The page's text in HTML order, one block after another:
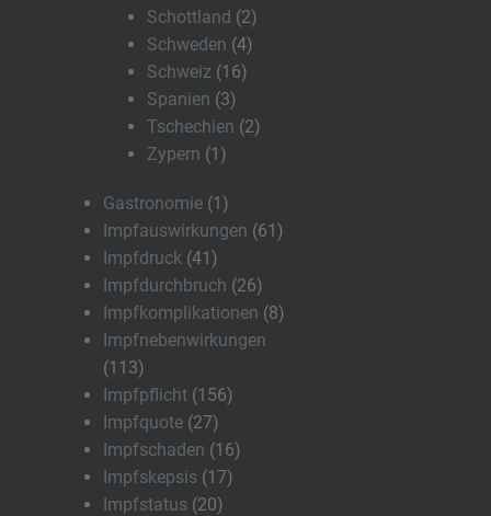
Schottland (2)
Schweden (4)
Schweiz (16)
Spanien (3)
Tschechien (2)
Zypern (1)
Gastronomie (1)
Impfauswirkungen (61)
Impfdruck (41)
Impfdurchbruch (26)
Impfkomplikationen (8)
Impfnebenwirkungen
(113)
Impfpflicht (156)
Impfquote (27)
Impfschaden (16)
Impfskepsis (17)
Impfstatus (20)